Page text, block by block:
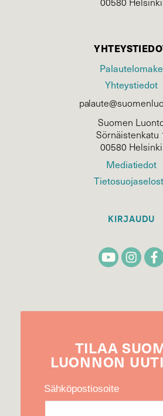
Palautelomake
Yhteystiedot
Suomen
Sörnäistenkatu
00580 Helsinki
Mediatiedot
KIRJAUDU
TILAA
LUONNON
Sähköpostiosoite